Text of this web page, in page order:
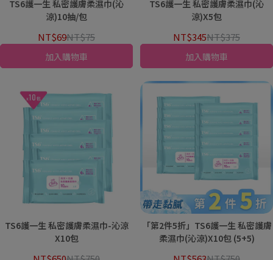
TS6護一生 私密護膚柔濕巾(沁
涼)10抽/包
NT$69NT$75
加入購物車
TS6護一生 私密護膚柔濕巾(沁
涼)X5包
NT$345NT$375
加入購物車
TS6護一生 私密護膚柔濕巾-沁涼
X10包
「第2件5折」TS6護一生 私密護膚
柔濕巾(沁涼)X10包 (5+5)